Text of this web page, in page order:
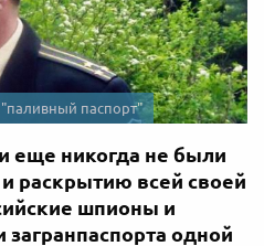
паспорт"
еще никогда не были
раскрытию всей своей
шпионы и
одной